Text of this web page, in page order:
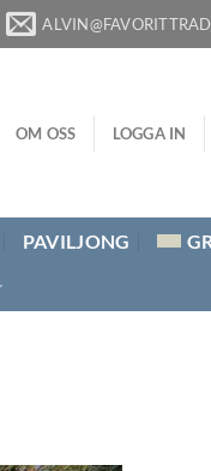
OM OSS LOGGA IN
PAVILJONG